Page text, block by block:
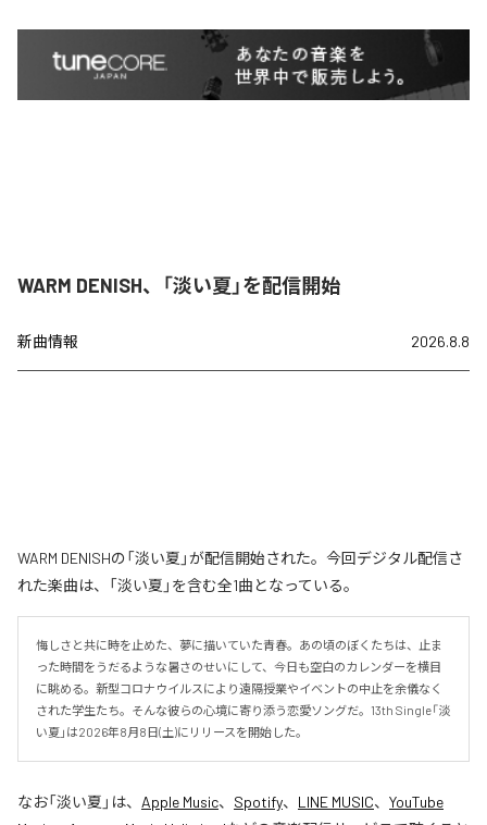
WARM DENISH、「淡い夏」を配信開始
新曲情報 2026.8.8
WARM DENISHの「淡い夏」が配信開始された。今回デジタル配信さ
れた楽曲は、「淡い夏」を含む全1曲となっている。
悔しさと共に時を止めた、夢に描いていた青春。あの頃のぼくたちは、止ま
った時間をうだるような暑さのせいにして、今日も空白のカレンダーを横目
に眺める。新型コロナウイルスにより遠隔授業やイベントの中止を余儀なく
された学生たち。そんな彼らの心境に寄り添う恋愛ソングだ。13th Single「淡
い夏」は2026年8月8日(土)にリリースを開始した。
なお「淡い夏 」は、 Apple Music、 Spotify、 LINE MUSIC、 YouTube